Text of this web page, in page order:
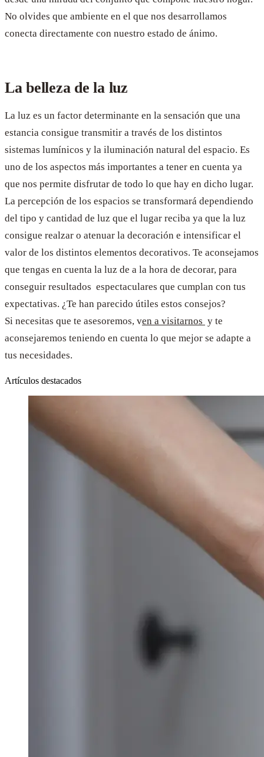
No olvides que ambiente en el que nos desarrollamos
conecta directamente con nuestro estado de ánimo.
La belleza de la luz
La luz es un factor determinante en la sensación que una
estancia consigue transmitir a través de los distintos
sistemas lumínicos y la iluminación natural del espacio. Es
uno de los aspectos más importantes a tener en cuenta ya
que nos permite disfrutar de todo lo que hay en dicho lugar.
La percepción de los espacios se transformará dependiendo
del tipo y cantidad de luz que el lugar reciba ya que la luz
consigue realzar o atenuar la decoración e intensificar el
valor de los distintos elementos decorativos. Te aconsejamos
que tengas en cuenta la luz de a la hora de decorar, para
conseguir resultados espectaculares que cumplan con tus
expectativas. ¿Te han parecido útiles estos consejos?
Si necesitas que te asesoremos, ven a visitarnos y te
aconsejaremos teniendo en cuenta lo que mejor se adapte a
tus necesidades.
Artículos destacados